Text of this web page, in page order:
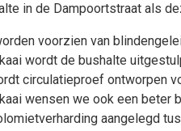
in de Dampoortstraat als
voorzien van
wordt de bushalte
circulatieproef ontworpen
wensen we ook een beter
aangelegd